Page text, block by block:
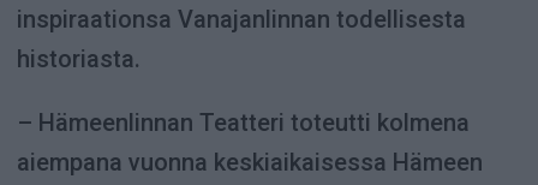
inspiraationsa Vanajanlinnan todellisesta
historiasta.
– Hämeenlinnan Teatteri toteutti kolmena
aiempana vuonna keskiaikaisessa Hämeen